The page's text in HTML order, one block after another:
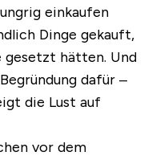
einkaufen
Dinge gekauft,
gesetzt hätten. Und
dafür –
die Lust auf
vor dem